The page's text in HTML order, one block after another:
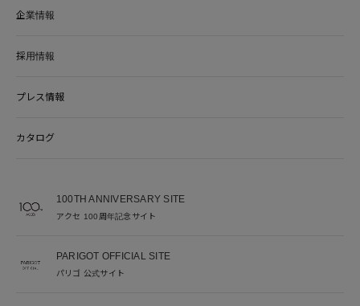
企業情報
採用情報
プレス情報
カタログ
100TH ANNIVERSARY SITE
アクセ 100周年記念サイト
PARIGOT OFFICIAL SITE
パリゴ 公式サイト